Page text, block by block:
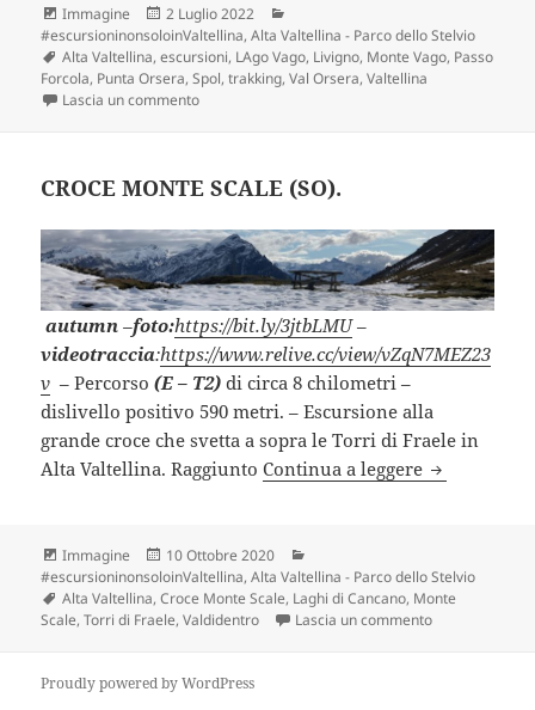
Formato
Immagine
Scritto
il
2 Luglio 2022
#escursioninonsoloinValtellina,Alta Valtellina - Parco dello Stelvio
Tag
Alta Valtellina,escursioni, LAgo Vago, Livigno, Monte Vago, Passo
Forcola, Punta Orsera,Spol,trakking,Val Orsera,Valtellina
Lascia un commentosu MONTE VAGO e dintorni (SO).
CROCE MONTE SCALE (SO).
autumn–foto:https://bit.ly/3jtbLMU–
videotraccia:https://www.relive.cc/view/vZqN7MEZ23
v – Percorso(E – T2)di circa 8 chilometri –
dislivello positivo 590 metri. – Escursione alla
grande croce che svetta a sopra le Torri di Fraele in
Alta Valtellina. RaggiuntoContinua a leggere CROCE
Formato
Immagine
Scritto
il
10 Ottobre 2020
#escursioninonsoloinValtellina,Alta Valtellina - Parco dello Stelvio
Tag
Alta Valtellina,Croce Monte Scale, Laghi di Cancano, Monte
Scale,Torri di Fraele,Valdidentro Lascia un commentosu CROCE
Proudly powered by WordPress